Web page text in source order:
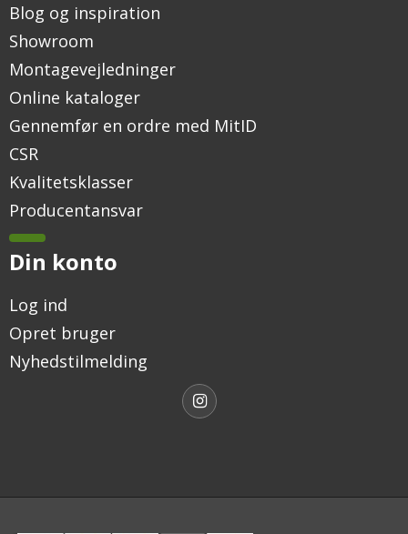
Blog og inspiration
Showroom
Montagevejledninger
Online kataloger
Gennemfør en ordre med MitID
CSR
Kvalitetsklasser
Producentansvar
Din konto
Log ind
Opret bruger
Nyhedstilmelding